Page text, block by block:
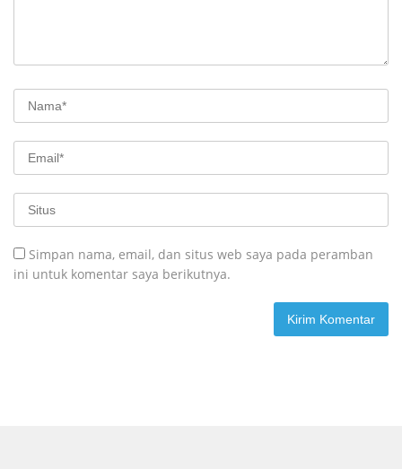
Simpan nama, email, dan situs web saya pada peramban
ini untuk komentar saya berikutnya.